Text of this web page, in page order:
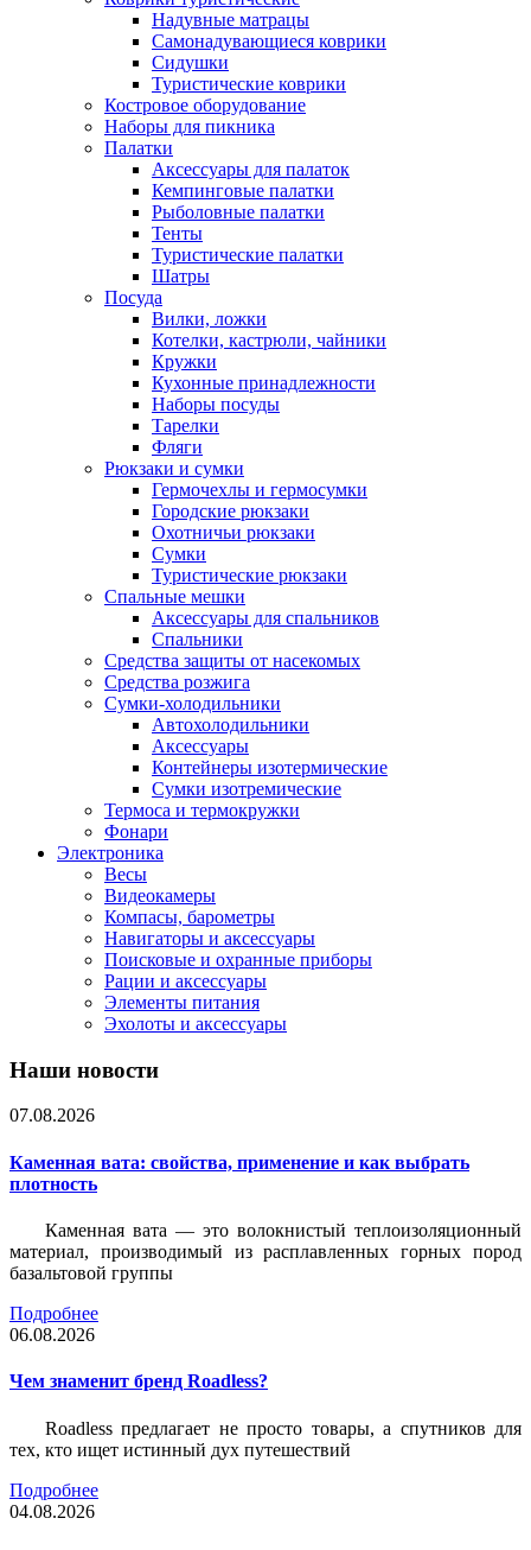
Надувные матрацы
Самонадувающиеся коврики
Сидушки
Туристические коврики
Костровое оборудование
Наборы для пикника
Палатки
Аксессуары для палаток
Кемпинговые палатки
Рыболовные палатки
Тенты
Туристические палатки
Шатры
Посуда
Вилки, ложки
Котелки, кастрюли, чайники
Кружки
Кухонные принадлежности
Наборы посуды
Тарелки
Фляги
Рюкзаки и сумки
Гермочехлы и гермосумки
Городские рюкзаки
Охотничьи рюкзаки
Сумки
Туристические рюкзаки
Спальные мешки
Аксессуары для спальников
Спальники
Средства защиты от насекомых
Средства розжига
Сумки-холодильники
Автохолодильники
Аксессуары
Контейнеры изотермические
Сумки изотремические
Термоса и термокружки
Фонари
Электроника
Весы
Видеокамеры
Компасы, барометры
Навигаторы и аксессуары
Поисковые и охранные приборы
Рации и аксессуары
Элементы питания
Эхолоты и аксессуары
Наши новости
07.08.2026
Каменная вата: свойства, применение и как выбрать
плотность
Каменная вата — это волокнистый теплоизоляционный
материал, производимый из расплавленных горных пород
базальтовой группы
Подробнее
06.08.2026
Чем знаменит бренд Roadless?
Roadless предлагает не просто товары, а спутников для
тех, кто ищет истинный дух путешествий
Подробнее
04.08.2026